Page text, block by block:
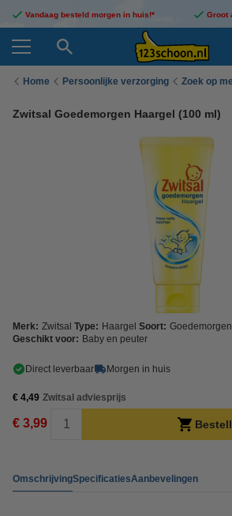
Vandaag besteld morgen in huis!* Groot
Home Persoonlijke verzorging Zoek op
Zwitsal Goedemorgen Haargel (100 ml)
Merk: Zwitsal Type: Haargel Soort: Goedemorgen
Geschikt voor: Baby en peuter
Direct leverbaar Morgen in huis
€ 4,49 Zwitsal adviesprijs
€ 3,99
OmschrijvingSpecificatiesAanbevelingen